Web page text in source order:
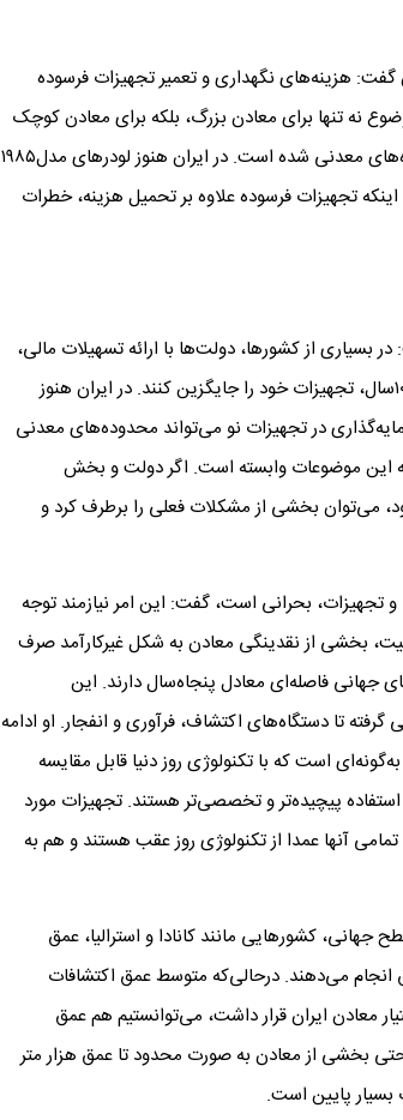
هزینه‌های نگهداری و تعمیر تجهیزات فرسوده
نه تنها برای معادن بزرگ، بلکه برای معادن کوچک
و متوسط نیز صادق است و عدم نوسازی تجهیزات باعث رکود برخی محدوده‌های معدنی شده است. در ایران هنوز لودرهای مدل۱۹۸۵
تجهیزات فرسوده علاوه بر تحمیل هزینه، خطرات
بسیاری از کشورها، دولت‌ها با ارائه تسهیلات مالی،
واردات تجهیزات معدنی را تسهیل می‌کنند و بنگاه‌ها می‌توانند پس از ۵ تا ۱۰سال، تجهیزات خود را جایگزین کنند. در ایران هنوز
در تجهیزات نو می‌تواند محدوده‌های معدنی
به این موضوعات وابسته است. اگر دولت و بخش
می‌توان بخشی از مشکلات فعلی را برطرف کرد و
تجهیزات، بحرانی است، گفت: این امر نیازمند توجه
بخشی از نقدینگی معادن به شکل غیرکارآمد صرف
جهانی فاصله‌ای معادل پنجاه‌سال دارند. این
تا دستگاه‌های اکتشاف، فرآوری و انفجار. او ادامه
است که با تکنولوژی روز دنیا قابل مقایسه
پیچیده‌تر و تخصصی‌تر هستند. تجهیزات مورد
آنها عمدا از تکنولوژی روز عقب هستند و هم به
کشورهایی مانند کانادا و استرالیا، عمق
انجام می‌دهند. درحالی‌که متوسط عمق اکتشافات
مدرن در اختیار معادن ایران قرار داشت، می‌توانستیم هم عمق
حتی بخشی از معادن به صورت محدود تا عمق هزار متر
بسیار پایین است.